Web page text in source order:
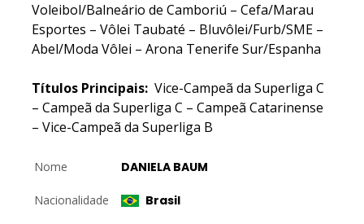
Voleibol/Balneário de Camboriú – Cefa/Marau
Esportes – Vôlei Taubaté – Bluvôlei/Furb/SME –
Abel/Moda Vôlei – Arona Tenerife Sur/Espanha
Títulos Principais: Vice-Campeã da Superliga C
– Campeã da Superliga C – Campeã Catarinense
– Vice-Campeã da Superliga B
Nome DANIELA BAUM
Nacionalidade Brasil